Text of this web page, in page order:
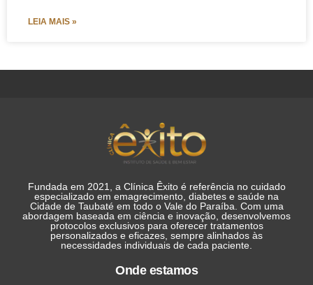
LEIA MAIS »
Fundada em 2021, a Clínica Êxito é referência no cuidado
especializado em emagrecimento, diabetes e saúde na
Cidade de Taubaté em todo o Vale do Paraíba. Com uma
abordagem baseada em ciência e inovação, desenvolvemos
protocolos exclusivos para oferecer tratamentos
personalizados e eficazes, sempre alinhados às
necessidades individuais de cada paciente.
Onde estamos